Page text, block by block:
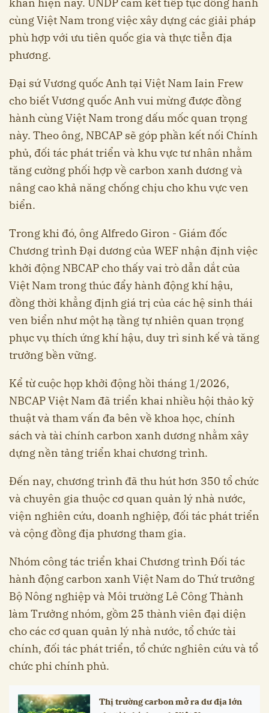
cùng Việt Nam trong việc xây dựng các giải pháp
phù hợp với ưu tiên quốc gia và thực tiễn địa
phương.
Đại sứ Vương quốc Anh tại Việt Nam Iain Frew
cho biết Vương quốc Anh vui mừng được đồng
hành cùng Việt Nam trong dấu mốc quan trọng
này. Theo ông, NBCAP sẽ góp phần kết nối Chính
phủ, đối tác phát triển và khu vực tư nhân nhằm
tăng cường phối hợp về carbon xanh dương và
nâng cao khả năng chống chịu cho khu vực ven
biển.
Trong khi đó, ông Alfredo Giron - Giám đốc
Chương trình Đại dương của WEF nhận định việc
khởi động NBCAP cho thấy vai trò dẫn dắt của
Việt Nam trong thúc đẩy hành động khí hậu,
đồng thời khẳng định giá trị của các hệ sinh thái
ven biển như một hạ tầng tự nhiên quan trọng
phục vụ thích ứng khí hậu, duy trì sinh kế và tăng
trưởng bền vững.
Kể từ cuộc họp khởi động hồi tháng 1/2026,
NBCAP Việt Nam đã triển khai nhiều hội thảo kỹ
thuật và tham vấn đa bên về khoa học, chính
sách và tài chính carbon xanh dương nhằm xây
dựng nền tảng triển khai chương trình.
Đến nay, chương trình đã thu hút hơn 350 tổ chức
và chuyên gia thuộc cơ quan quản lý nhà nước,
viện nghiên cứu, doanh nghiệp, đối tác phát triển
và cộng đồng địa phương tham gia.
Nhóm công tác triển khai Chương trình Đối tác
hành động carbon xanh Việt Nam do Thứ trưởng
Bộ Nông nghiệp và Môi trường Lê Công Thành
làm Trưởng nhóm, gồm 25 thành viên đại diện
cho các cơ quan quản lý nhà nước, tổ chức tài
chính, đối tác phát triển, tổ chức nghiên cứu và tổ
chức phi chính phủ.
Thị trường carbon mở ra dư địa lớn